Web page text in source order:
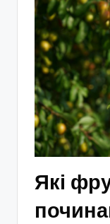
Які